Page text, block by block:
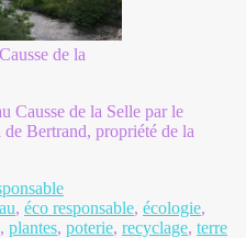
de la
Causse de la Selle par le
Bertrand, propriété de la
, éco responsable, écologie,
, plantes, poterie, recyclage, terre